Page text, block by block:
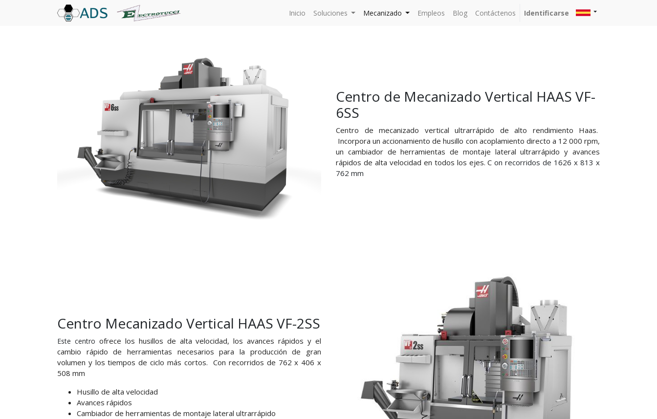
Inicio Soluciones Mecanizado Empleos Blog Contáctenos Identificarse
Centro de Mecanizado Vertical HAAS VF-
6SS
Centro de mecanizado vertical ultrarrápido de alto rendimiento Haas.
Incorpora un accionamiento de husillo con acoplamiento directo a 12 000 rpm,
un cambiador de herramientas de montaje lateral ultrarrápido y avances
rápidos de alta velocidad en todos los ejes. C on recorridos de 1626 x 813 x
762 mm
Centro Mecanizado Vertical HAAS VF-2SS
Este centro ofrece los husillos de alta velocidad, los avances rápidos y el
cambio rápido de herramientas necesarios para la producción de gran
volumen y los tiempos de ciclo más cortos. Con recorridos de 762 x 406 x
508 mm
Husillo de alta velocidad
Avances rápidos
Cambiador de herramientas de montaje lateral ultrarrápido